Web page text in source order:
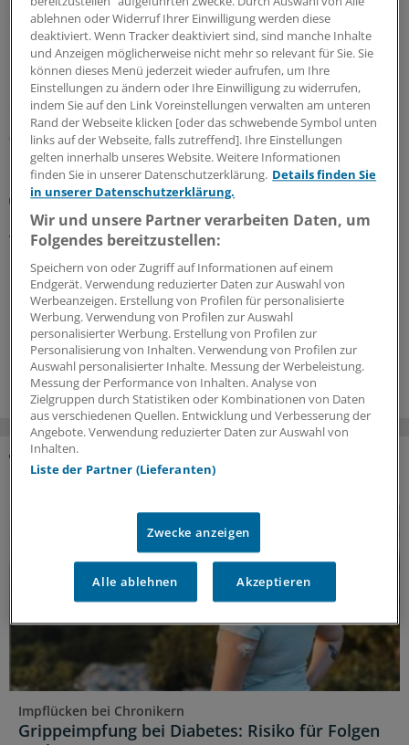
sind wohl sicher kombinierbar
Eine neue Studie bestätigt, dass COVID-19- und
Influenzaimpfstoffe am selben Tag gegeben werden
können. Das Risiko für unerwünschte Ereignisse wurde
durch die Co-Administration nicht erhöht.
02.07.2026
Multiresistenzen, Herzinfarkt, Demenz
Maßnahmen gegen akute und langfristige Folgen
von Infektionen gefordert
Infektionen haben sowohl akute als auch langfristige
Folgen. Dementsprechend sind wirksame Maßnahmen
unerlässlich. Expertinnen und Experten diskutierten
Lösungsansätze und Herausforderungen.
16.06.2026
DAS KÖNNTE SIE AUCH INTERESSIEREN
Impflücken bei Chronikern
Grippeimpfung bei Diabetes: Risiko für Folgen
ablehnen oder Widerruf Ihrer Einwilligung werden diese
deaktiviert. Wenn Tracker deaktiviert sind, sind manche Inhalte
und Anzeigen möglicherweise nicht mehr so relevant für Sie. Sie
können dieses Menü jederzeit wieder aufrufen, um Ihre
Einstellungen zu ändern oder Ihre Einwilligung zu widerrufen,
indem Sie auf den Link Voreinstellungen verwalten am unteren
Rand der Webseite klicken [oder das schwebende Symbol unten
links auf der Webseite, falls zutreffend]. Ihre Einstellungen
gelten innerhalb unseres Website. Weitere Informationen
finden Sie in unserer Datenschutzerklärung. Details finden Sie
in unserer Datenschutzerklärung.
Wir und unsere Partner verarbeiten Daten, um
Folgendes bereitzustellen:
Speichern von oder Zugriff auf Informationen auf einem
Endgerät. Verwendung reduzierter Daten zur Auswahl von
Werbeanzeigen. Erstellung von Profilen für personalisierte
Werbung. Verwendung von Profilen zur Auswahl
personalisierter Werbung. Erstellung von Profilen zur
Personalisierung von Inhalten. Verwendung von Profilen zur
Auswahl personalisierter Inhalte. Messung der Werbeleistung.
Messung der Performance von Inhalten. Analyse von
Zielgruppen durch Statistiken oder Kombinationen von Daten
aus verschiedenen Quellen. Entwicklung und Verbesserung der
Angebote. Verwendung reduzierter Daten zur Auswahl von
Inhalten.
Liste der Partner (Lieferanten)
Zwecke anzeigen
Alle ablehnen Akzeptieren